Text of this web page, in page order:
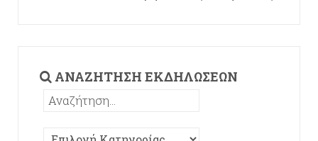
ΑΝΑΖΉΤΗΣΗ ΕΚΔΗΛΏΣΕΩΝ